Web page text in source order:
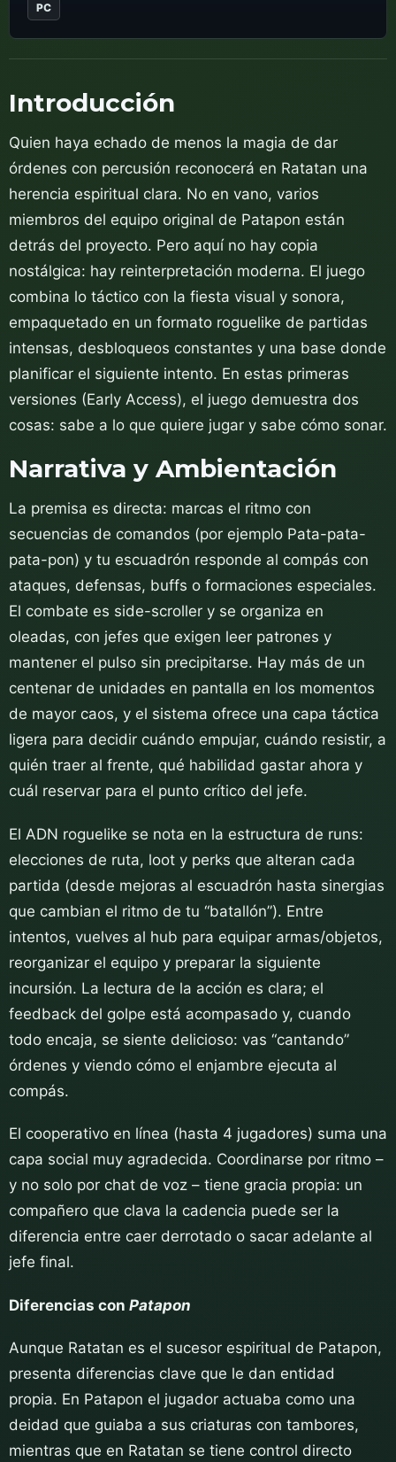
PC
Introducción
Quien haya echado de menos la magia de dar
órdenes con percusión reconocerá en Ratatan una
herencia espiritual clara. No en vano, varios
miembros del equipo original de Patapon están
detrás del proyecto. Pero aquí no hay copia
nostálgica: hay reinterpretación moderna. El juego
combina lo táctico con la fiesta visual y sonora,
empaquetado en un formato roguelike de partidas
intensas, desbloqueos constantes y una base donde
planificar el siguiente intento. En estas primeras
versiones (Early Access), el juego demuestra dos
cosas: sabe a lo que quiere jugar y sabe cómo sonar.
Narrativa y Ambientación
La premisa es directa: marcas el ritmo con
secuencias de comandos (por ejemplo Pata-pata-
pata-pon) y tu escuadrón responde al compás con
ataques, defensas, buffs o formaciones especiales.
El combate es side-scroller y se organiza en
oleadas, con jefes que exigen leer patrones y
mantener el pulso sin precipitarse. Hay más de un
centenar de unidades en pantalla en los momentos
de mayor caos, y el sistema ofrece una capa táctica
ligera para decidir cuándo empujar, cuándo resistir, a
quién traer al frente, qué habilidad gastar ahora y
cuál reservar para el punto crítico del jefe.
El ADN roguelike se nota en la estructura de runs:
elecciones de ruta, loot y perks que alteran cada
partida (desde mejoras al escuadrón hasta sinergias
que cambian el ritmo de tu “batallón”). Entre
intentos, vuelves al hub para equipar armas/objetos,
reorganizar el equipo y preparar la siguiente
incursión. La lectura de la acción es clara; el
feedback del golpe está acompasado y, cuando
todo encaja, se siente delicioso: vas “cantando”
órdenes y viendo cómo el enjambre ejecuta al
compás.
El cooperativo en línea (hasta 4 jugadores) suma una
capa social muy agradecida. Coordinarse por ritmo –
y no solo por chat de voz – tiene gracia propia: un
compañero que clava la cadencia puede ser la
diferencia entre caer derrotado o sacar adelante al
jefe final.
Diferencias con Patapon
Aunque Ratatan es el sucesor espiritual de Patapon,
presenta diferencias clave que le dan entidad
propia. En Patapon el jugador actuaba como una
deidad que guiaba a sus criaturas con tambores,
mientras que en Ratatan se tiene control directo